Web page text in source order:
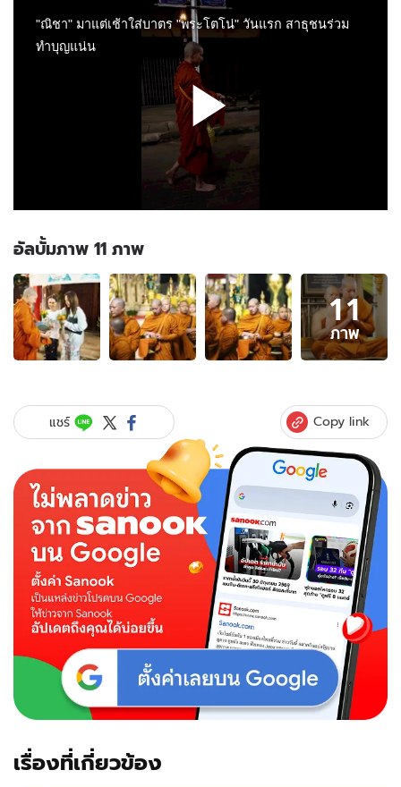
อัลบั้มภาพ 11 ภาพ
อัลบั้ม
ภาพ
11
ภาพ
ของ
แต่
เช้า
บาตร
"พระ
โน่"
แรก
สาธุชน
ร่วม
ทำบุญ
11
ภาพ
แชร์ Copy link
เรื่องที่เกี่ยวข้อง